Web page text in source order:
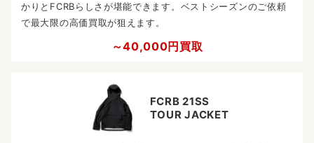
かりとFCRBらしさが堪能できます。ベストシーズンのご依頼
で最大限の高価買取が狙えます。
～40,000円買取
FCRB 21SS
TOUR JACKET